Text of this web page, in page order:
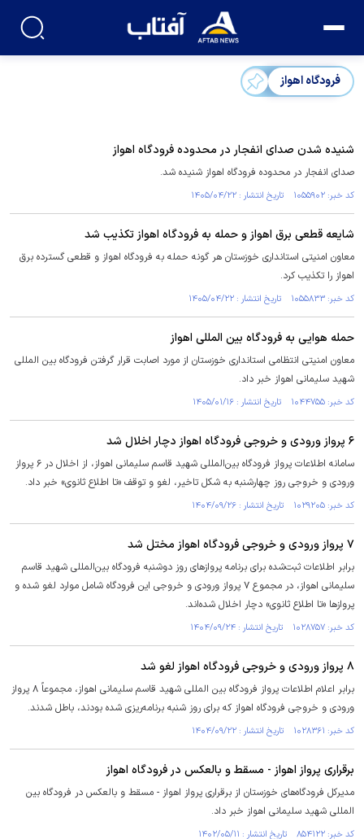
فرودگاه اهواز
شنیده شدن صدای انفجار در محدوده فرودگاه اهواز
صدای انفجار در محدوده فرودگاه اهواز شنیده شد.
کد خبر: ۱۰۵۵۹۰۲ تاریخ انتشار : ۱۴۰۵/۰۴/۲۲
شایعه قطعی برق اهواز و حمله به فرودگاه اهواز تکذیب شد
معاون امنیتی استانداری خوزستان هر گونه حمله به فرودگاه اهواز و قطعی گسترده برق
اهواز را تکذیب کرد.
کد خبر: ۱۰۵۵۸۳۳ تاریخ انتشار : ۱۴۰۵/۰۴/۲۲
حمله هوایی به فرودگاه بین المللی اهواز
معاون امنیتی انتظامی استانداری خوزستان از مورد اصابت قرار گرفتن فرودگاه بین المللی
شهید سلیمانی اهواز خبر داد.
کد خبر: ۱۰۴۴۷۵۵ تاریخ انتشار : ۱۴۰۵/۰۱/۱۶
۶ پرواز ورودی و خروجی فرودگاه اهواز دچار اخلال شد
سامانه اطلاعات پرواز فرودگاه بین‌المللی شهید قاسم سلیمانی اهواز، از اخلال در ۶ پرواز
ورودی و خروجی روز چهارشنبه به شکل تاخیر، لغو و توقف «تا اطلاع ثانوی» خبر داد.
کد خبر: ۱۰۲۹۲۰۵ تاریخ انتشار : ۱۴۰۴/۰۹/۲۶
۷ پرواز ورودی و خروجی فرودگاه اهواز مختل شد
برابر اطلاعات ثبت‌شده برای برنامه پرواز‌های روز دوشنبه فرودگاه بین‌المللی شهید قاسم
سلیمانی اهواز، در مجموع ۷ پرواز ورودی و خروجی این فرودگاه شامل موارد لغو شده و
پرواز‌ها «تا اطلاع ثانوی» دچار اخلال شده‌اند.
کد خبر: ۱۰۲۸۷۵۷ تاریخ انتشار : ۱۴۰۴/۰۹/۲۴
۸ پرواز ورودی و خروجی فرودگاه اهواز لغو شد
برابر اعلام اطلاعات پرواز فرودگاه بین المللی شهید قاسم سلیمانی اهواز، مجموعاً ۸ پرواز
ورودی و خروجی فرودگاه اهواز که برای روز شنبه برنامه‌ریزی شده بودند، باطل شدند.
کد خبر: ۱۰۲۸۳۶۱ تاریخ انتشار : ۱۴۰۴/۰۹/۲۲
برقراری پرواز اهواز - مسقط و بالعکس در فرودگاه اهواز
مدیرکل فرودگاه‌های خوزستان از برقراری پرواز اهواز - مسقط و بالعکس در فرودگاه بین
المللی شهید سلیمانی اهواز خبر داد.
کد خبر: ۸۵۴۱۲۲ تاریخ انتشار : ۱۴۰۲/۰۵/۱۱